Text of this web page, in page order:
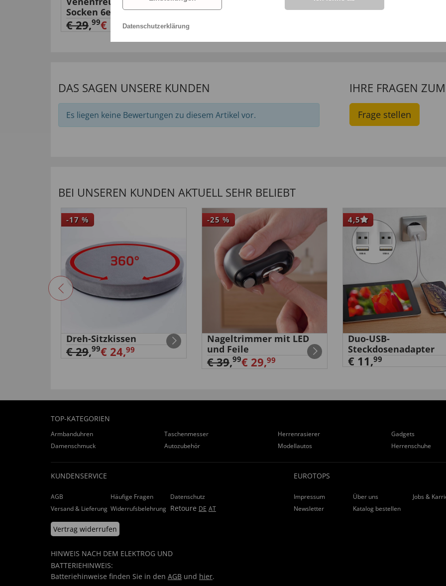
Socken 6er-Pack
€ 29,99€ 14,99
€ 59,
im Set
DAS SAGEN UNSERE KUNDEN
Es liegen keine Bewertungen zu diesem Artikel vor.
IHRE FRAGEN
Frage stellen
BEI UNSEREN KUNDEN AKTUELL SEHR BELIEBT
-17 %
Dreh-Sitzkissen
€ 29,99€ 24,99
-25 %
Nageltrimmer mit LED
und Feile
€ 39,99€ 29,99
4,5
Duo-USB-
Steckdosenadapter
€ 11,99
TOP-KATEGORIEN
Armbanduhren Taschenmesser Herrenrasierer Gadgets
Damenschmuck
Autozubehör Modellautos Herrenschuhe
KUNDENSERVICE
AGB Häufige Fragen
Datenschutz
Versand & Lieferung Widerrufsbelehrung Retoure DE AT
Vertrag widerrufen
HINWEIS NACH DEM ELEKTROG UND
BATTERIEHINWEIS:
Batteriehinweise finden Sie in den AGB und hier.
EUROTOPS
Impressum Über uns
Jobs &
Newsletter
Katalog bestellen
Datenschutzerklärung